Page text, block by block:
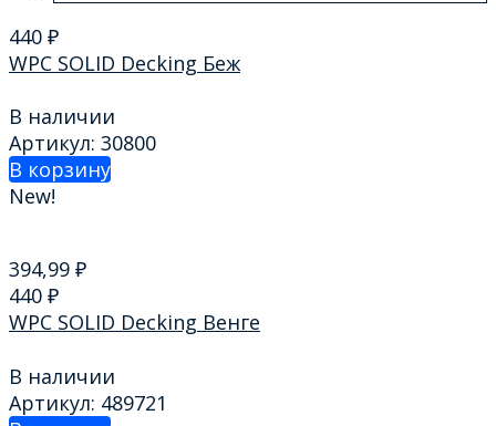
440 ₽
WPC SOLID Decking Беж
В наличии
Артикул: 30800
В корзину
New!
394,99 ₽
440 ₽
WPC SOLID Decking Венге
В наличии
Артикул: 489721